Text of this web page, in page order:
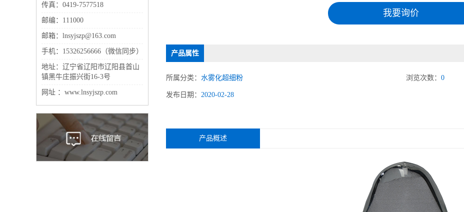
传真：0419-7577518
邮编：111000
邮箱：lnsyjszp@163.com
手机：15326256666（微信同步）
地址：辽宁省辽阳市辽阳县首山
镇黑牛庄振兴街16-3号
网址 ：www.lnsyjszp.com
我要询价
产品属性
所属分类：水雾化超细粉 浏览次数： 0
发布日期：2020-02-28
产品概述